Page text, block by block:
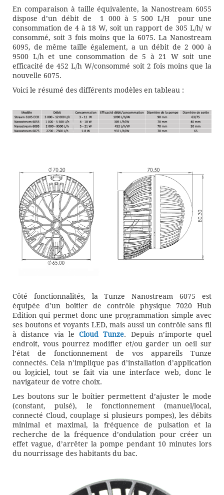
En comparaison à taille équivalente, la Nanostream 6055
dispose d’un débit de
1 000 à 5 500 L/H pour une
consommation de 4 à 18 W, soit un rapport de 305 L/h/ w
consommé, soit 3 fois moins que la 6075. La Nanostream
6095, de même taille également, a un débit de 2 000 à
9500 L/h et une consommation de 5 à 21 W soit une
efficacité de 452 L/h W/consommé soit 2 fois moins que la
nouvelle 6075.
Voici le résumé des différents modèles en tableau :
Côté fonctionnalités, la Tunze Nanostream 6075 est
équipée d’un boîtier de contrôle physique 7020 Hub
Edition qui permet donc une programmation simple avec
ses boutons et voyants LED, mais aussi un contrôle sans fil
à distance via le Cloud Tunze. Depuis n’importe quel
endroit, vous pourrez modifier et/ou garder un oeil sur
l’état de fonctionnement de vos appareils Tunze
connectés. Cela n’implique pas d’installation d’application
ou logiciel, tout se fait via une interface web, donc le
navigateur de votre choix.
Les boutons sur le boîtier permettent d’ajuster le mode
(constant, pulsé), le fonctionnement (manuel/local,
connecté Cloud, couplage si plusieurs pompes), les débits
minimal et maximal, la fréquence de pulsation et la
recherche de la fréquence d’ondulation pour créer un
effet vague, d’arrêter la pompe pendant 10 minutes lors
du nourrissage des habitants du bac.